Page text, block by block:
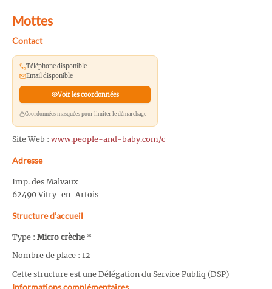
Mottes
Contact
Téléphone disponible
Email disponible
Voir les coordonnées
Coordonnées masquées pour limiter le démarchage
Site Web : www.people-and-baby.com/c
Adresse
Imp. des Malvaux
62490 Vitry-en-Artois
Structure d’accueil
Type : Micro crèche *
Nombre de place : 12
Cette structure est une Délégation du Service Publiq (DSP)
Informations complémentaires